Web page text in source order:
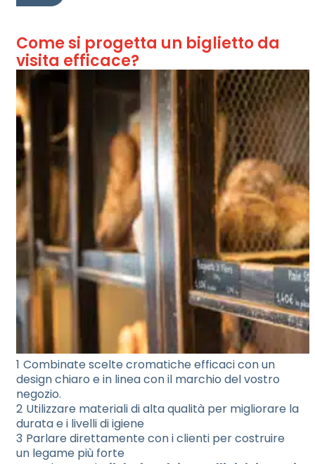
Come si progetta un biglietto da
visita efficace?
Combinate scelte cromatiche efficaci con un
design chiaro e in linea con il marchio del vostro
negozio.
Utilizzare materiali di alta qualità per migliorare la
durata e i livelli di igiene
Parlare direttamente con i clienti per costruire
un legame più forte